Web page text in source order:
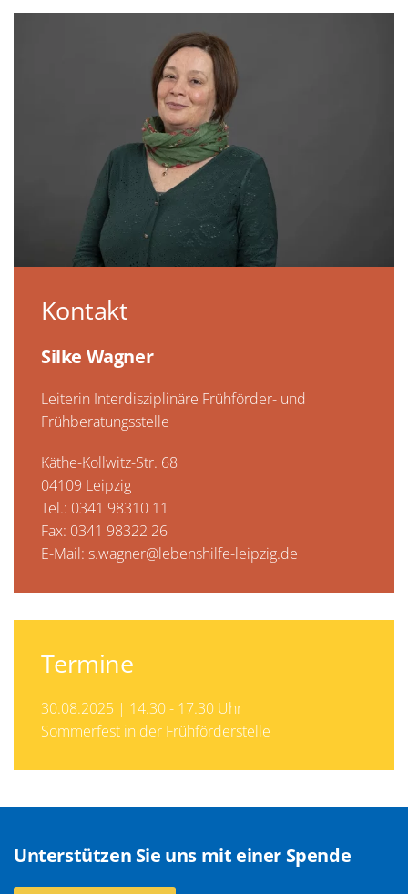
Kontakt
Silke Wagner
Leiterin Interdisziplinäre Frühförder- und
Frühberatungsstelle
Käthe-Kollwitz-Str. 68
04109 Leipzig
Tel.: 0341 98310 11
Fax: 0341 98322 26
E-Mail: s.wagner@lebenshilfe-leipzig.de
Termine
30.08.2025 | 14.30 - 17.30 Uhr
Sommerfest in der Frühförderstelle
Unterstützen Sie uns mit einer Spende